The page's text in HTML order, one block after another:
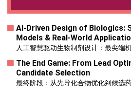
AI-Driven Design of
Models & Real-World
人工智慧驱动生物制剂设计：最尖端
The End Game: From Lead
Candidate Selection
最终阶段：从先导化合物优化到候选